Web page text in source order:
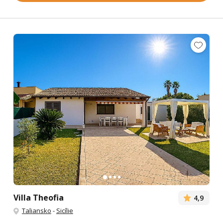
Villa Theofia 4,9
Taliansko - Sicílie